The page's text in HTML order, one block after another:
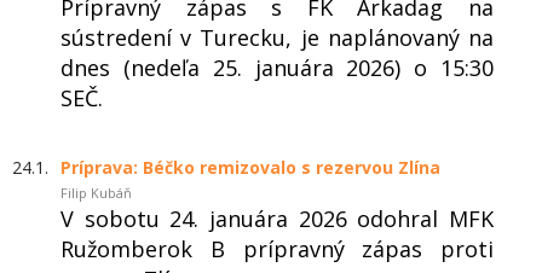
Prípravný zápas s FK Arkadag na
sústredení v Turecku, je naplánovaný na
dnes (nedeľa 25. januára 2026) o 15:30
SEČ.
24.1. Príprava: Béčko remizovalo s rezervou Zlína
Filip Kubáň
V sobotu 24. januára 2026 odohral MFK
Ružomberok B prípravný zápas proti